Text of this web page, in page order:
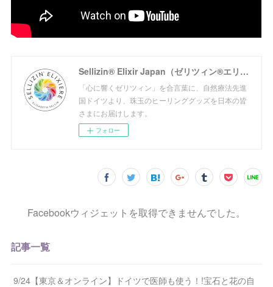
Sellizin® Elixir Japan（ゼリツィン®エリクサージャパン公式サイト）
「心に響くゼリツィン」を合言葉に、自然療法先進
国ドイツより、珠玉のヒーリンググッズを日本の皆
さまにお届けします。
フォロー
Facebookウィジェットを取得できませんでした。
記事一覧
9/24【東京＆オンライン】ドイツで医師も使う！!宝石と花の自